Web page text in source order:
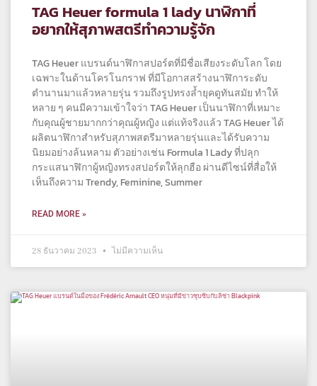
TAG Heuer formula 1 lady นาฬิกาที่
อยากให้สุภาพสตรีทำความรู้จัก
TAG Heuer แบรนด์นาฬิกาสปอร์ตที่มีชื่อเสียงระดับโลก โดย
เฉพาะในด้านโครโนกราฟ ที่มีโอกาสสร้างนาฬิการะดับ
ตำนานมาแล้วหลายรุ่น รวมถึงรูปทรงล้ำยุคดูทันสมัย ทำให้
หลาย ๆ คนมีความเข้าใจว่า TAG Heuer เป็นนาฬิกาที่เหมาะ
กับคุณผู้ชายมากกว่าคุณผู้หญิง แต่แท้จริงแล้ว TAG Heuer ได้
ผลิตนาฬิกาสำหรับสุภาพสตรีมาหลายรุ่นและได้รับความ
นิยมอย่างล้นหลาม ตัวอย่างเช่น Formula 1 Lady ที่ปลุก
กระแสนาฬิกาผู้หญิงทรงสปอร์ตให้ลุกฮือ ผ่านดีไซน์ที่สื่อให้
เห็นถึงความ Trendy, Feminine, Summer
READ MORE »
28 ธันวาคม 2023 ไม่มีความเห็น